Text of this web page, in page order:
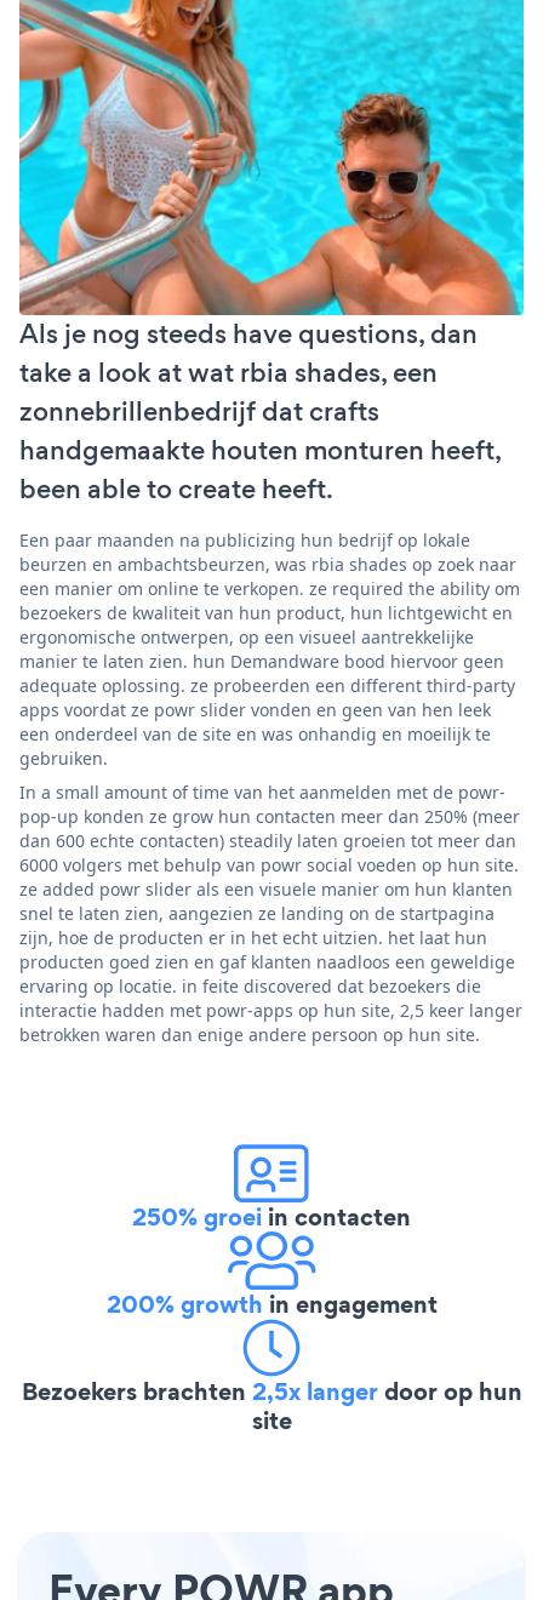
Als je nog steeds have questions, dan
take a look at wat rbia shades, een
zonnebrillenbedrijf dat crafts
handgemaakte houten monturen heeft,
been able to create heeft.
Een paar maanden na publicizing hun bedrijf op lokale
beurzen en ambachtsbeurzen, was rbia shades op zoek naar
een manier om online te verkopen. ze required the ability om
bezoekers de kwaliteit van hun product, hun lichtgewicht en
ergonomische ontwerpen, op een visueel aantrekkelijke
manier te laten zien. hun Demandware bood hiervoor geen
adequate oplossing. ze probeerden een different third-party
apps voordat ze powr slider vonden en geen van hen leek
een onderdeel van de site en was onhandig en moeilijk te
gebruiken.
In a small amount of time van het aanmelden met de powr-
pop-up konden ze grow hun contacten meer dan 250% (meer
dan 600 echte contacten) steadily laten groeien tot meer dan
6000 volgers met behulp van powr social voeden op hun site.
ze added powr slider als een visuele manier om hun klanten
snel te laten zien, aangezien ze landing on de startpagina
zijn, hoe de producten er in het echt uitzien. het laat hun
producten goed zien en gaf klanten naadloos een geweldige
ervaring op locatie. in feite discovered dat bezoekers die
interactie hadden met powr-apps op hun site, 2,5 keer langer
betrokken waren dan enige andere persoon op hun site.
250% groei in contacten
200% growth in engagement
Bezoekers brachten 2,5x langerdoor op hun
site